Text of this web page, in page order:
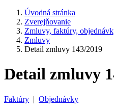
Úvodná stránka
Zverejňovanie
Zmluvy, faktúry,
Zmluvy
Detail zmluvy 143/2019
Detail zmluvy
Faktúry | Objednávky